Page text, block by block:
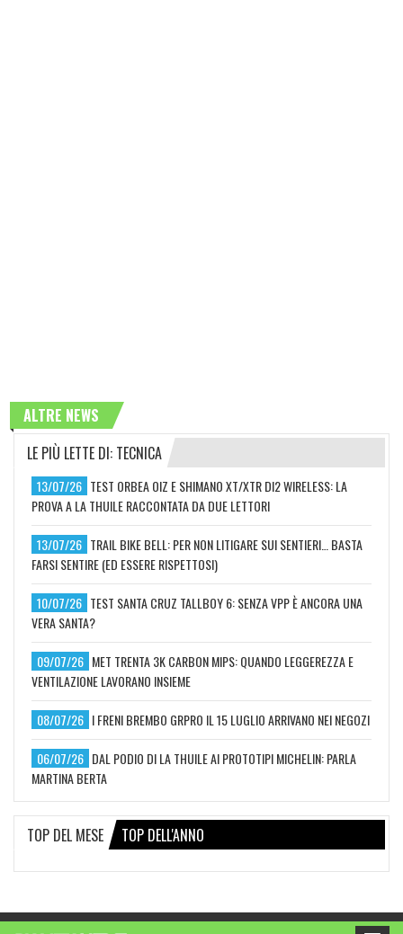
ALTRE NEWS
LE PIÙ LETTE DI: TECNICA
13/07/26 TEST ORBEA OIZ E SHIMANO XT/XTR DI2 WIRELESS: LA
PROVA A LA THUILE RACCONTATA DA DUE LETTORI
13/07/26 TRAIL BIKE BELL: PER NON LITIGARE SUI SENTIERI… BASTA
FARSI SENTIRE (ED ESSERE RISPETTOSI)
10/07/26 TEST SANTA CRUZ TALLBOY 6: SENZA VPP È ANCORA UNA
VERA SANTA?
09/07/26 MET TRENTA 3K CARBON MIPS: QUANDO LEGGEREZZA E
VENTILAZIONE LAVORANO INSIEME
08/07/26 I FRENI BREMBO GRPRO IL 15 LUGLIO ARRIVANO NEI NEGOZI
06/07/26 DAL PODIO DI LA THUILE AI PROTOTIPI MICHELIN: PARLA
MARTINA BERTA
TOP DEL MESE TOP DELL'ANNO